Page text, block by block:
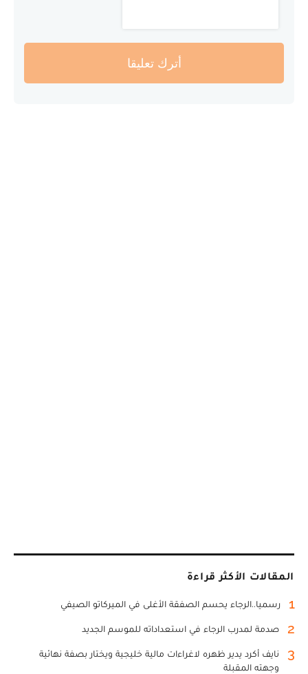
أترك تعليقا
المقالات الأكثر قراءة
1 رسميا..الرجاء يحسم الصفقة الأغلى في الميركاتو الصيفي
2 صدمة لمدرب الرجاء في استعداداته للموسم الجديد
3
نايف أكرد يدير ظهره لاغراءات مالية خليجية ويختار بصفة نهائية
وجهته المقبلة